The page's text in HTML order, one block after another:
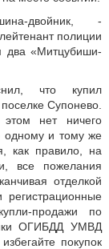
двойник, -
полиции
два «Митцубиши-
что купил
Супонево.
нет ничего
одному и тому же
как правило, на
все пожелания
отделкой
продажи по
ОГИБДД УМВД
покупок